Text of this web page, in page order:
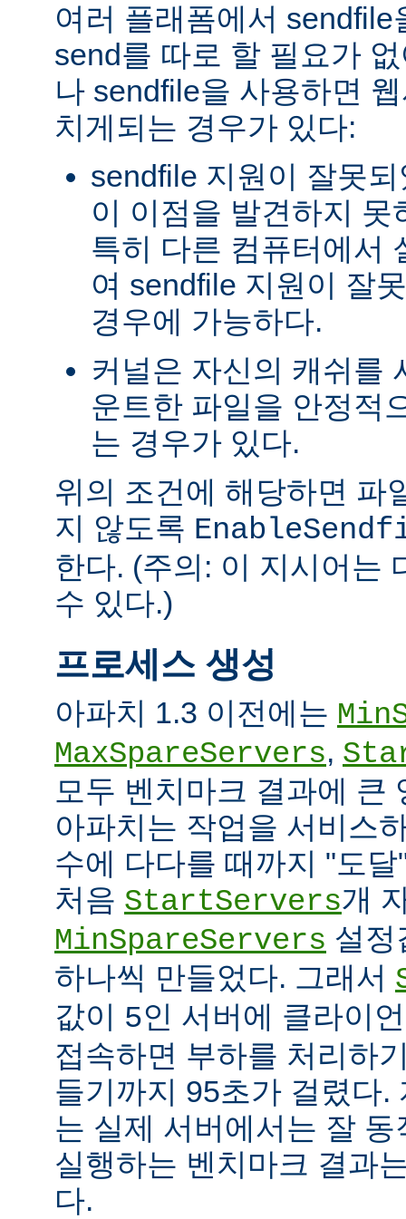
여러 플래폼에서
send를 따로 할 필요가
나 sendfile을 사용하면
치게되는 경우가 있다:
sendfile 지원이 잘못
이 이점을 발견하지
특히 다른 컴퓨터에서
여 sendfile 지원이 잘
경우에 가능하다.
커널은 자신의 캐쉬를
운트한 파일을 안정적
는 경우가 있다.
위의 조건에 해당하면 파
지 않도록
한다. (주의: 이 지시어는
수 있다.)
프로세스 생성
아파치 1.3 이전에는
MaxSpareServers,
모두 벤치마크 결과에 큰
아파치는 작업을 서비스
수에 다다를 때까지 "도
처음 StartServers개
MinSpareServers 설정
하나씩 만들었다. 그래서
값이 5인 서버에 클라이
접속하면 부하를 처리하
들기까지 95초가 걸렸다.
는 실제 서버에서는 잘
실행하는 벤치마크 결과
다.